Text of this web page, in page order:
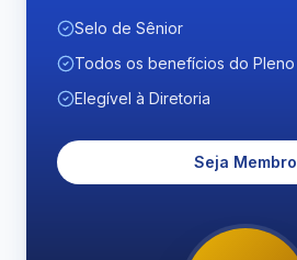
Selo de Sênior
Todos os benefícios do Pleno
Elegível à Diretoria
Seja Membro